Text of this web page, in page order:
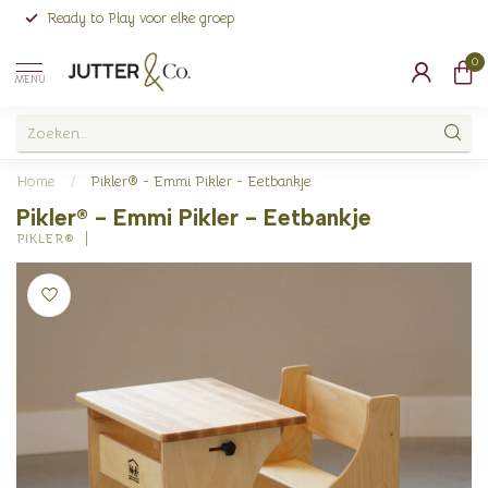
Ready to Play voor elke groep
MENU
0
Home / Pikler® - Emmi Pikler - Eetbankje
Pikler® - Emmi Pikler - Eetbankje
PIKLER®